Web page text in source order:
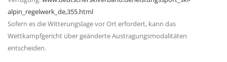
alpin_regelwerk_de,355.html
Sofern es die Witterungslage vor Ort erfordert, kann das
Wettkampfgericht über geänderte Austragungsmodalitäten
entscheiden.